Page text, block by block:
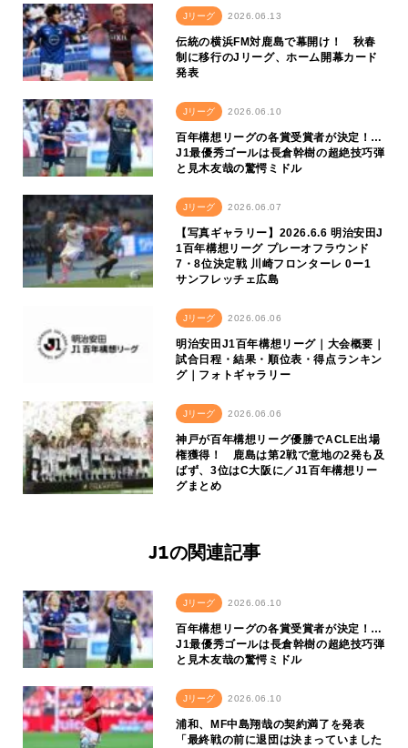
Jリーグ 2026.06.13
伝統の横浜FM対鹿島で幕開け！ 秋春
制に移行のJリーグ、ホーム開幕カード
発表
Jリーグ 2026.06.10
百年構想リーグの各賞受賞者が決定！…
J1最優秀ゴールは長倉幹樹の超絶技巧弾
と見木友哉の驚愕ミドル
Jリーグ 2026.06.07
【写真ギャラリー】2026.6.6 明治安田J
1百年構想リーグ プレーオフラウンド
7・8位決定戦 川崎フロンターレ 0ー1
サンフレッチェ広島
Jリーグ 2026.06.06
明治安田J1百年構想リーグ｜大会概要｜
試合日程・結果・順位表・得点ランキン
グ｜フォトギャラリー
Jリーグ 2026.06.06
神戸が百年構想リーグ優勝でACLE出場
権獲得！ 鹿島は第2戦で意地の2発も及
ばず、3位はC大阪に／J1百年構想リー
グまとめ
J1の関連記事
Jリーグ 2026.06.10
百年構想リーグの各賞受賞者が決定！…
J1最優秀ゴールは長倉幹樹の超絶技巧弾
と見木友哉の驚愕ミドル
Jリーグ 2026.06.10
浦和、MF中島翔哉の契約満了を発表
「最終戦の前に退団は決まっていました